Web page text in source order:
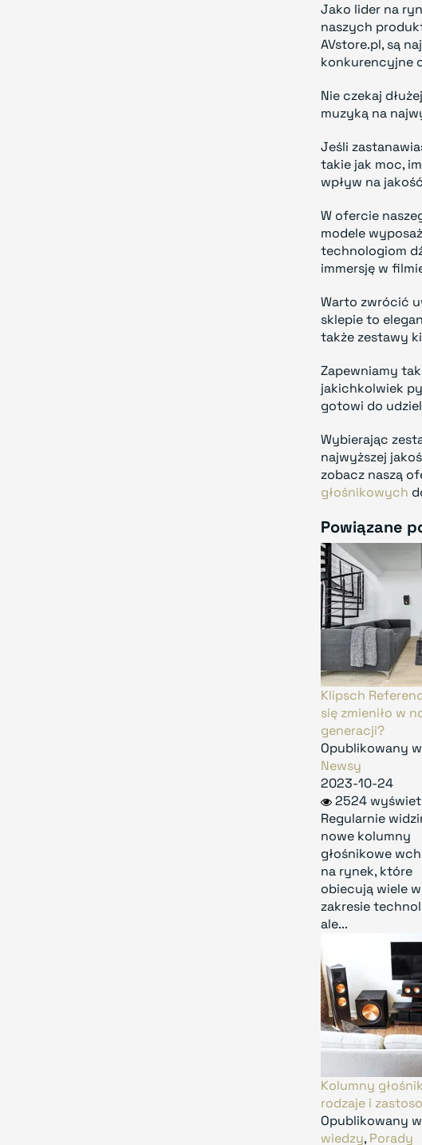
Jako lider na
naszych
AVstore.pl, są
konkurencyjne
Nie czekaj
muzyką na
Jeśli
takie jak moc,
wpływ na
W ofercie
modele
technologiom
immersję w
Warto zwrócić
sklepie to
także zestawy
Zapewniamy
jakichkolwiek
gotowi do
Wybierając
najwyższej
zobacz naszą
głośnikowych
Powiązane
Klipsch
się zmieniło w
generacji?
Opublikowany
Newsy
2023-10-24
2524
Regularnie
nowe kolumny
głośnikowe
na rynek, które
obiecują wiele w
zakresie
ale...
Kolumny
rodzaje i
Opublikowany
wiedzy, Porady